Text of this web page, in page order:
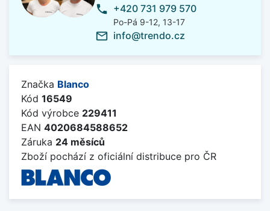
phone +420 731 979 570
Po-Pá 9-12, 13-17
mail_outline info@trendo.cz
Značka Blanco
Kód 16549
Kód výrobce 229411
EAN 4020684588652
Záruka 24 měsíců
Zboží pochází z oficiální distribuce pro ČR